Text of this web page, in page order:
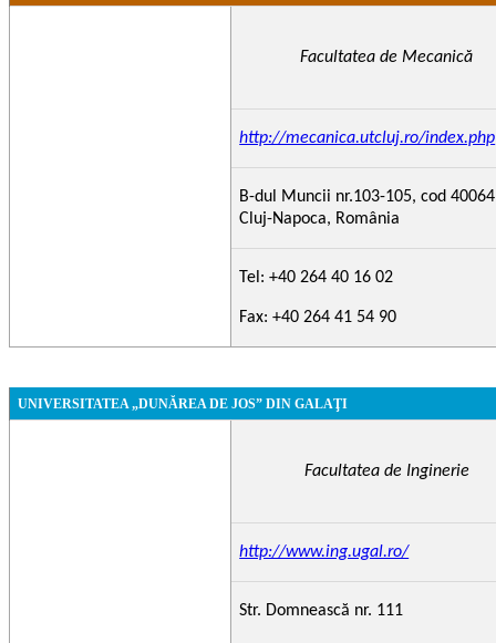
Facultatea de Mecanică
http://mecanica.utcluj.ro/index.php
B-dul Muncii nr.103-105, cod
Cluj-Napoca, România
Tel: +40 264 40 16 02
Fax: +40 264 41 54 90
UNIVERSITATEA „DUNĂREA DE JOS” DIN GALAŢI
Facultatea de Inginerie
http://www.ing.ugal.ro/
Str. Domnească nr. 111